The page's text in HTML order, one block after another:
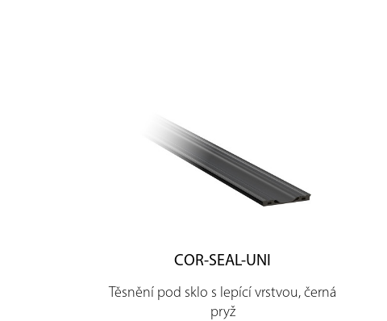
COR-SEAL-UNI
Těsnění pod sklo s lepící vrstvou, černá
pryž